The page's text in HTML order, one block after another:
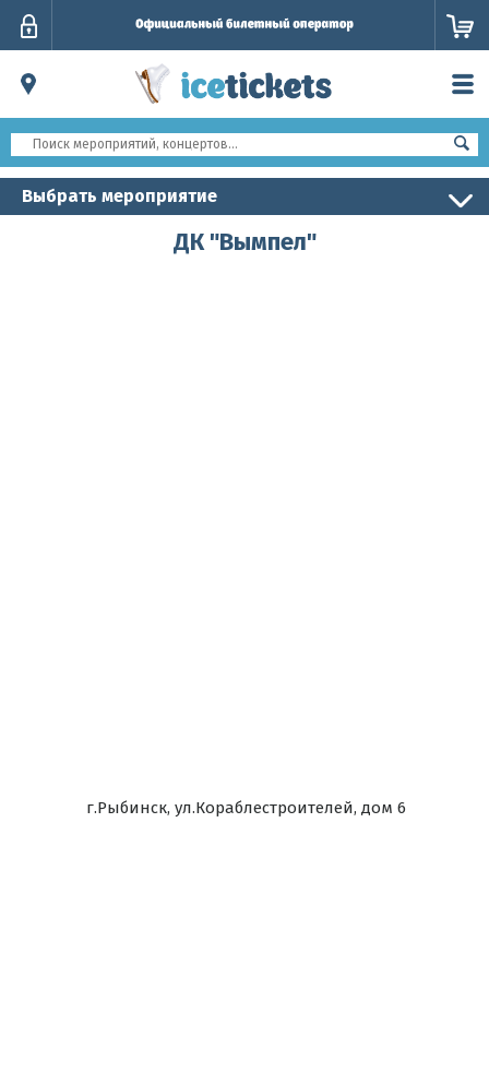
Выбрать мероприятие
ДК "Вымпел"
г.Рыбинск, ул.Кораблестроителей, дом 6